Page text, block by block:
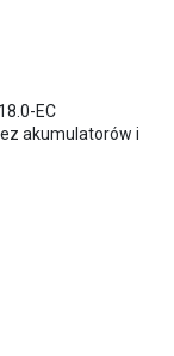
EC
akumulatorów i